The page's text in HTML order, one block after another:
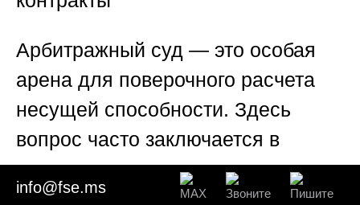
Арбитражный суд — это особая
арена для поверочного расчета
несущей способности. Здесь
вопрос часто заключается в
подлинности многомиллионных
контрактов, качестве
info@fse.ms